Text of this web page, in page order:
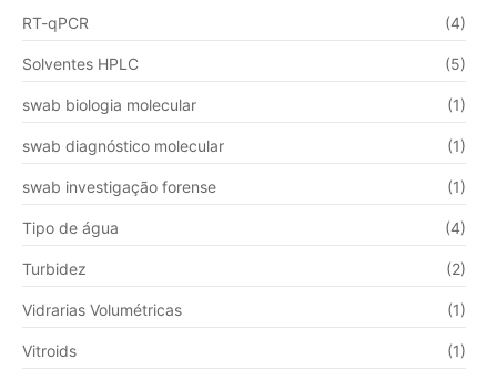
RT-qPCR (4)
Solventes HPLC (5)
swab biologia molecular (1)
swab diagnóstico molecular (1)
swab investigação forense (1)
Tipo de água (4)
Turbidez (2)
Vidrarias Volumétricas (1)
Vitroids (1)